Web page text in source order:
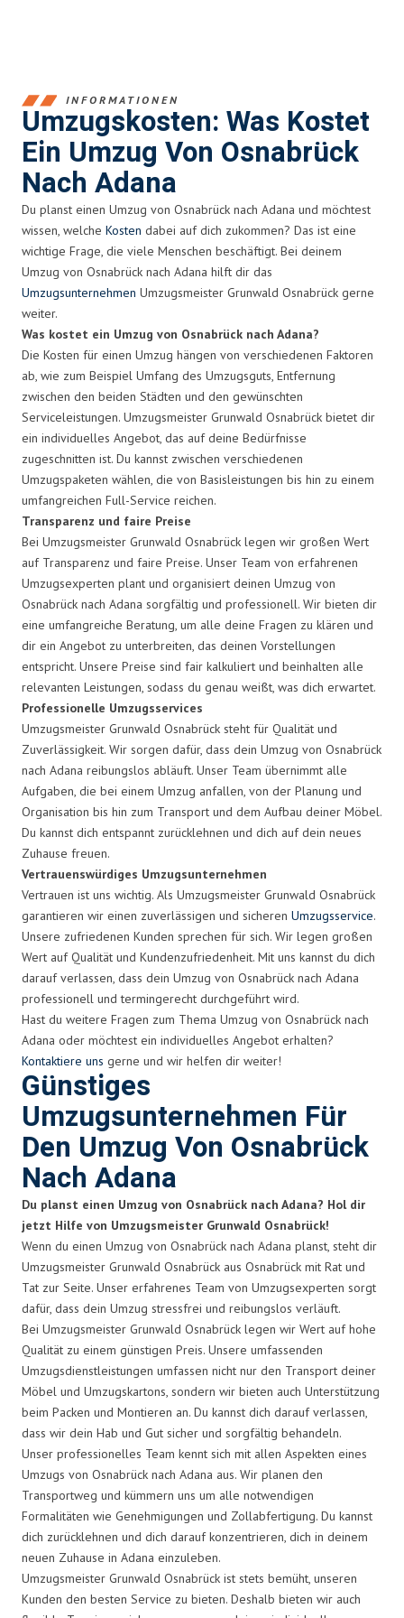
INFORMATIONEN
Umzugskosten: Was Kostet
Ein Umzug Von Osnabrück
Nach Adana
Du planst einen Umzug von Osnabrück nach Adana und möchtest
wissen, welche Kosten dabei auf dich zukommen? Das ist eine
wichtige Frage, die viele Menschen beschäftigt. Bei deinem
Umzug von Osnabrück nach Adana hilft dir das
Umzugsunternehmen Umzugsmeister Grunwald Osnabrück gerne
weiter.
Was kostet ein Umzug von Osnabrück nach Adana?
Die Kosten für einen Umzug hängen von verschiedenen Faktoren
ab, wie zum Beispiel Umfang des Umzugsguts, Entfernung
zwischen den beiden Städten und den gewünschten
Serviceleistungen. Umzugsmeister Grunwald Osnabrück bietet dir
ein individuelles Angebot, das auf deine Bedürfnisse
zugeschnitten ist. Du kannst zwischen verschiedenen
Umzugspaketen wählen, die von Basisleistungen bis hin zu einem
umfangreichen Full-Service reichen.
Transparenz und faire Preise
Bei Umzugsmeister Grunwald Osnabrück legen wir großen Wert
auf Transparenz und faire Preise. Unser Team von erfahrenen
Umzugsexperten plant und organisiert deinen Umzug von
Osnabrück nach Adana sorgfältig und professionell. Wir bieten dir
eine umfangreiche Beratung, um alle deine Fragen zu klären und
dir ein Angebot zu unterbreiten, das deinen Vorstellungen
entspricht. Unsere Preise sind fair kalkuliert und beinhalten alle
relevanten Leistungen, sodass du genau weißt, was dich erwartet.
Professionelle Umzugsservices
Umzugsmeister Grunwald Osnabrück steht für Qualität und
Zuverlässigkeit. Wir sorgen dafür, dass dein Umzug von Osnabrück
nach Adana reibungslos abläuft. Unser Team übernimmt alle
Aufgaben, die bei einem Umzug anfallen, von der Planung und
Organisation bis hin zum Transport und dem Aufbau deiner Möbel.
Du kannst dich entspannt zurücklehnen und dich auf dein neues
Zuhause freuen.
Vertrauenswürdiges Umzugsunternehmen
Vertrauen ist uns wichtig. Als Umzugsmeister Grunwald Osnabrück
garantieren wir einen zuverlässigen und sicheren Umzugsservice.
Unsere zufriedenen Kunden sprechen für sich. Wir legen großen
Wert auf Qualität und Kundenzufriedenheit. Mit uns kannst du dich
darauf verlassen, dass dein Umzug von Osnabrück nach Adana
professionell und termingerecht durchgeführt wird.
Hast du weitere Fragen zum Thema Umzug von Osnabrück nach
Adana oder möchtest ein individuelles Angebot erhalten?
Kontaktiere uns gerne und wir helfen dir weiter!
Günstiges
Umzugsunternehmen Für
Den Umzug Von Osnabrück
Nach Adana
Du planst einen Umzug von Osnabrück nach Adana? Hol dir
jetzt Hilfe von Umzugsmeister Grunwald Osnabrück!
Wenn du einen Umzug von Osnabrück nach Adana planst, steht dir
Umzugsmeister Grunwald Osnabrück aus Osnabrück mit Rat und
Tat zur Seite. Unser erfahrenes Team von Umzugsexperten sorgt
dafür, dass dein Umzug stressfrei und reibungslos verläuft.
Bei Umzugsmeister Grunwald Osnabrück legen wir Wert auf hohe
Qualität zu einem günstigen Preis. Unsere umfassenden
Umzugsdienstleistungen umfassen nicht nur den Transport deiner
Möbel und Umzugskartons, sondern wir bieten auch Unterstützung
beim Packen und Montieren an. Du kannst dich darauf verlassen,
dass wir dein Hab und Gut sicher und sorgfältig behandeln.
Unser professionelles Team kennt sich mit allen Aspekten eines
Umzugs von Osnabrück nach Adana aus. Wir planen den
Transportweg und kümmern uns um alle notwendigen
Formalitäten wie Genehmigungen und Zollabfertigung. Du kannst
dich zurücklehnen und dich darauf konzentrieren, dich in deinem
neuen Zuhause in Adana einzuleben.
Umzugsmeister Grunwald Osnabrück ist stets bemüht, unseren
Kunden den besten Service zu bieten. Deshalb bieten wir auch